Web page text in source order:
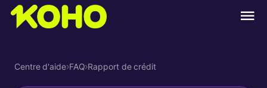
Centre d'aide›FAQ›Rapport de crédit